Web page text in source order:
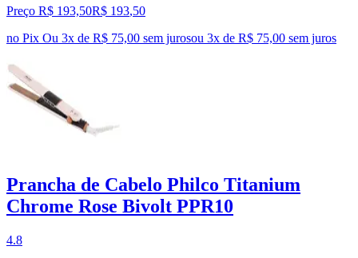
Preço R$ 193,50R$ 193,50
no Pix Ou 3x de R$ 75,00 sem jurosou 3x de R$ 75,00 sem juros
Prancha de Cabelo Philco Titanium
Chrome Rose Bivolt PPR10
4.8